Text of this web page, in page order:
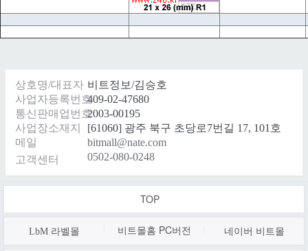
상호명/대표자 비트정보/김승호
사업자등록번호409-02-47680
통신판매업번호2003-00195
사업장소재지
[61060] 광주 북구 초당로7번길 17, 101호
메일
bitmall@nate.com
고객센터
0502-080-0248
TOP
LbM 라벨몰 비트몰홈 PC버전 네이버 비트몰